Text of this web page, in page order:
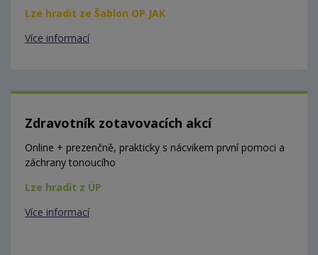
Lze hradit ze Šablon OP JAK
Více informací
Zdravotník zotavovacích akcí
Online + prezenčně, prakticky s nácvikem první pomoci a
záchrany tonoucího
Lze hradit z ÚP
Více informací